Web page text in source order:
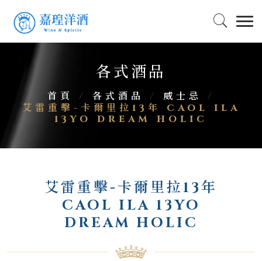
各式酒品
首頁 / 各式酒品 / 威士忌
/
艾雷重擊-卡爾里拉13年 CAOL ILA
13YO DREAM HOLIC
艾雷重擊-卡爾里拉13年
CAOL ILA 13YO
DREAM HOLIC